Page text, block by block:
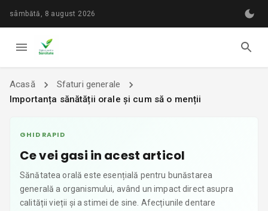
sâmbătă, 8 august 2026
Acasă
Sfaturi generale
Importanța sănătății orale și cum să o menții
GHID RAPID
Ce vei gasi in acest articol
Sănătatea orală este esențială pentru bunăstarea
generală a organismului, având un impact direct asupra
calității vieții și a stimei de sine. Afecțiunile dentare